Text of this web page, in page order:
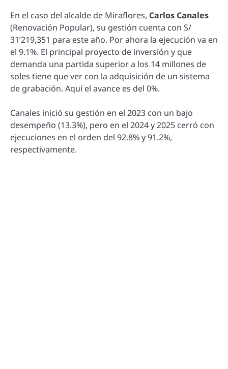
En el caso del alcalde de Miraflores, Carlos Canales
(Renovación Popular), su gestión cuenta con S/
31’219,351 para este año. Por ahora la ejecución va en
el 9.1%. El principal proyecto de inversión y que
demanda una partida superior a los 14 millones de
soles tiene que ver con la adquisición de un sistema
de grabación. Aquí el avance es del 0%.
Canales inició su gestión en el 2023 con un bajo
desempeño (13.3%), pero en el 2024 y 2025 cerró con
ejecuciones en el orden del 92.8% y 91.2%,
respectivamente.